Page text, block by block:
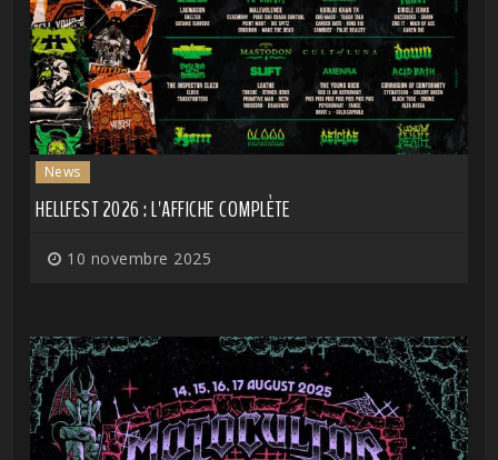
News
HELLFEST 2026 : L'AFFICHE COMPLÈTE
10 novembre 2025